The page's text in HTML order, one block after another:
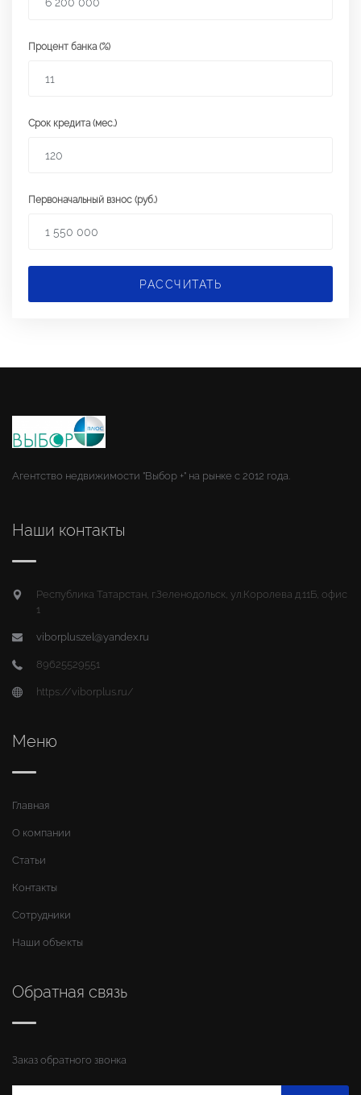
Процент банка (%)
Срок кредита (мес.)
Первоначальный взнос (руб.)
РАССЧИТАТЬ
Агентство недвижимости "Выбор +" на рынке с 2012 года.
Наши контакты
Республика Татарстан, г.Зеленодольск, ул.Королева д.11Б, офис
1
viborpluszel@yandex.ru
89625529551
https://viborplus.ru/
Меню
Главная
О компании
Статьи
Контакты
Сотрудники
Наши объекты
Обратная связь
Заказ обратного звонка